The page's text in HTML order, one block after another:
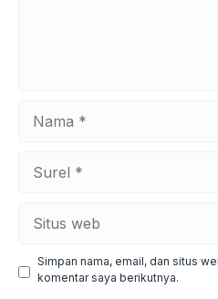
web
Simpan nama, email, dan situs
komentar saya berikutnya.